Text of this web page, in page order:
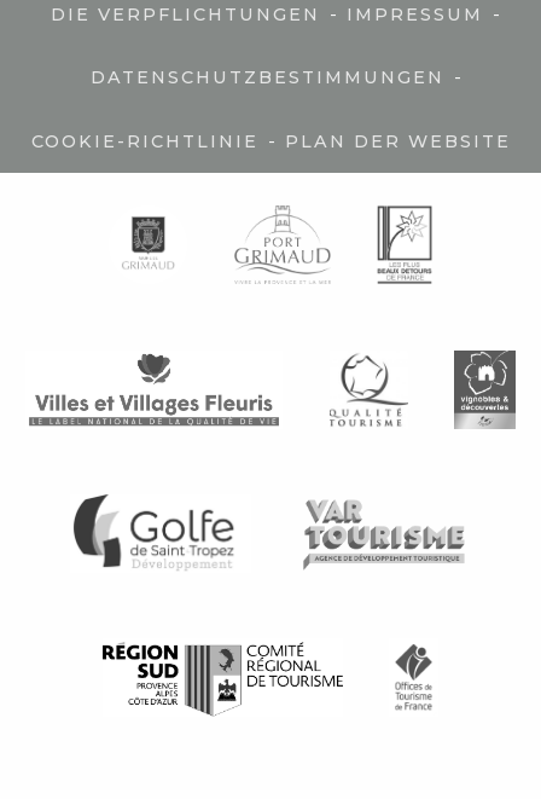
DIE VERPFLICHTUNGEN - IMPRESSUM -
DATENSCHUTZBESTIMMUNGEN -
COOKIE-RICHTLINIE - PLAN DER WEBSITE